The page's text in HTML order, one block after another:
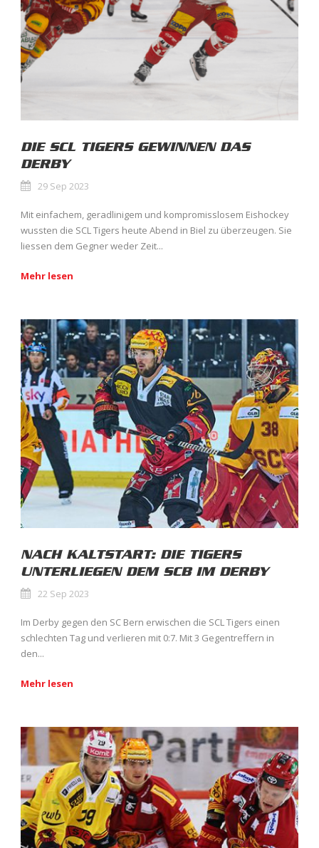
DIE SCL TIGERS GEWINNEN DAS
DERBY
29 Sep 2023
Mit einfachem, geradlinigem und kompromisslosem Eishockey
wussten die SCL Tigers heute Abend in Biel zu überzeugen. Sie
liessen dem Gegner weder Zeit...
Mehr lesen
NACH KALTSTART: DIE TIGERS
UNTERLIEGEN DEM SCB IM DERBY
22 Sep 2023
Im Derby gegen den SC Bern erwischen die SCL Tigers einen
schlechten Tag und verlieren mit 0:7. Mit 3 Gegentreffern in
den...
Mehr lesen